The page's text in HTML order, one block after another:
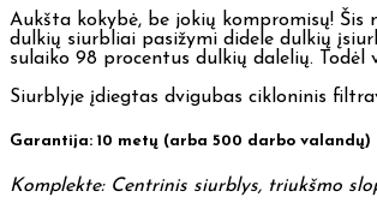
Aukšta kokybė, be jokių kompromisų!
dulkių siurbliai pasižymi didele dulkių
sulaiko 98 procentus dulkių dalelių. Todėl
Siurblyje įdiegtas dvigubas cikloninis
Garantija: 10 metų (arba 500 darbo valandų)
Komplekte: Centrinis siurblys, triukšmo